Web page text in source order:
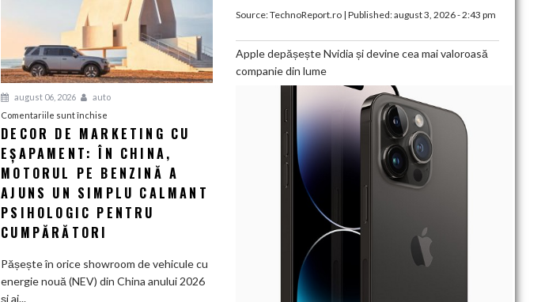
august 06, 2026
auto
Comentariile sunt închise
Decor
de
marketing
eșapament:
În
pe
benzină
DECOR DE MARKETING CU
EȘAPAMENT: ÎN CHINA,
MOTORUL PE BENZINĂ A
AJUNS UN SIMPLU CALMANT
PSIHOLOGIC PENTRU
CUMPĂRĂTORI
Pășește în orice showroom de vehicule cu
energie nouă (NEV) din China anului 2026
și ai...
Source:TechnoReport.ro| Published:august 3, 2026 - 2:43 pm
Apple depășește Nvidia și devine cea mai valoroasă
companie din lume